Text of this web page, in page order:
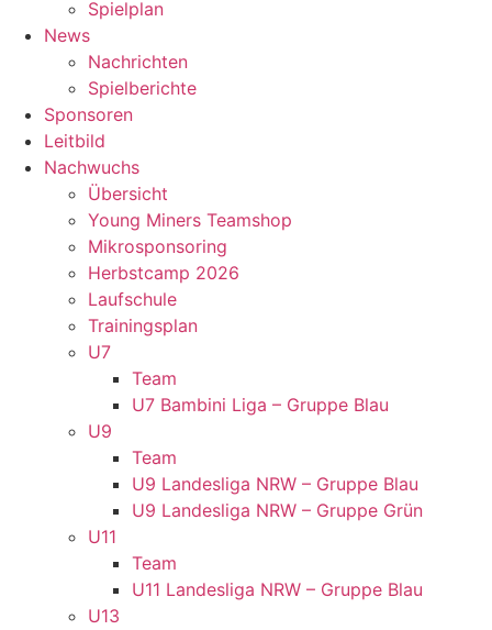
Spielplan
News
Nachrichten
Spielberichte
Sponsoren
Leitbild
Nachwuchs
Übersicht
Young Miners Teamshop
Mikrosponsoring
Herbstcamp 2026
Laufschule
Trainingsplan
U7
Team
U7 Bambini Liga – Gruppe Blau
U9
Team
U9 Landesliga NRW – Gruppe Blau
U9 Landesliga NRW – Gruppe Grün
U11
Team
U11 Landesliga NRW – Gruppe Blau
U13